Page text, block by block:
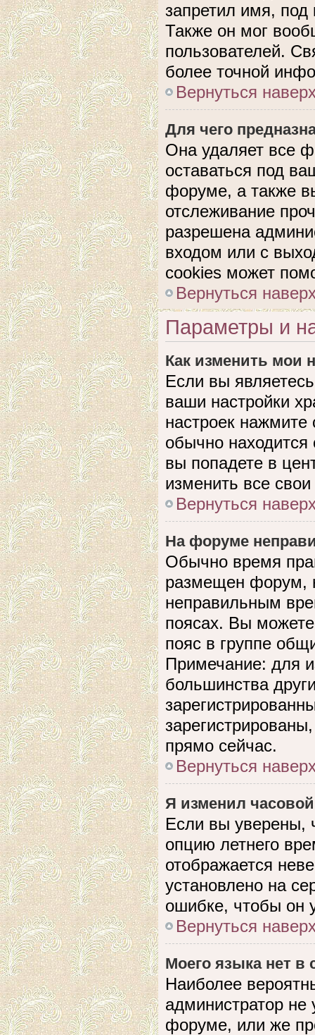
запретил имя, под
Также он мог
пользователей.
более точной
Вернуться
Для чего
Она удаляет все
оставаться под
форуме, а также
отслеживание
разрешена
входом или с
cookies может
Вернуться
Параметры и
Как изменить мои
Если вы
ваши настройки
настроек нажмите
обычно
вы попадете в
изменить все свои
Вернуться
На форуме
Обычно время
размещен форум,
неправильным
поясах. Вы
пояс в группе
Примечание: для
большинства
прямо сейчас.
Вернуться
Я изменил
Если вы уверены,
опцию летнего
отображается
установлено на
ошибке, чтобы он
Вернуться
Моего языка нет в
Наиболее
администратор не
форуме, или же